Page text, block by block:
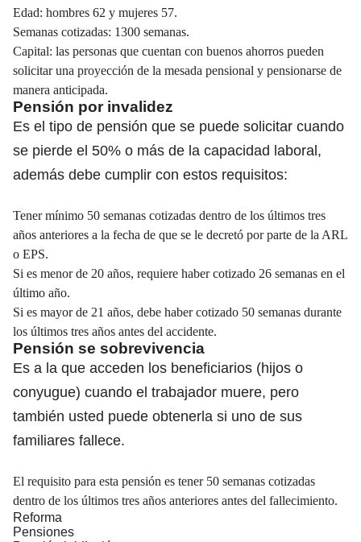
Edad: hombres 62 y mujeres 57.
Semanas cotizadas: 1300 semanas.
Capital: las personas que cuentan con buenos ahorros pueden
solicitar una proyección de la mesada pensional y pensionarse de
manera anticipada.
Pensión por invalidez
Es el tipo de pensión que se puede solicitar cuando
se pierde el 50% o más de la capacidad laboral,
además debe cumplir con estos requisitos:
Tener mínimo 50 semanas cotizadas dentro de los últimos tres
años anteriores a la fecha de que se le decretó por parte de la ARL
o EPS.
Si es menor de 20 años, requiere haber cotizado 26 semanas en el
último año.
Si es mayor de 21 años, debe haber cotizado 50 semanas durante
los últimos tres años antes del accidente.
Pensión se sobrevivencia
Es a la que acceden los beneficiarios (hijos o
conyugue) cuando el trabajador muere, pero
también usted puede obtenerla si uno de sus
familiares fallece.
El requisito para esta pensión es tener 50 semanas cotizadas
dentro de los últimos tres años anteriores antes del fallecimiento.
Reforma
Pensiones